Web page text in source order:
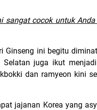
sangat cocok untuk
Ginseng ini begitu
juga ikut
dan ramyeon kini
jajanan Korea yang